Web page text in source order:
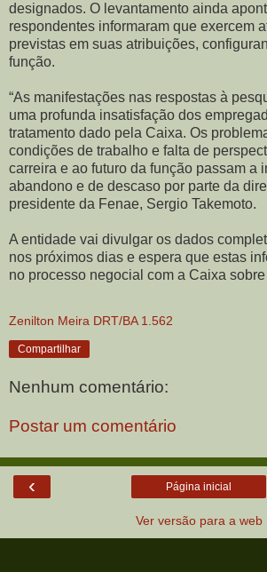
designados. O levantamento ainda
respondentes informaram que exercem
previstas em suas atribuições,
função.
“As manifestações nas respostas à
uma profunda insatisfação dos
tratamento dado pela Caixa. Os
condições de trabalho e falta de
carreira e ao futuro da função passam a
abandono e de descaso por parte da
presidente da Fenae, Sergio Takemoto.
A entidade vai divulgar os dados
nos próximos dias e espera que estas
no processo negocial com a Caixa sobre
Zenilton Meira DRT/BA 1.562
Compartilhar
Nenhum comentário:
Postar um comentário
‹ Página inicial
Ver versão para a web